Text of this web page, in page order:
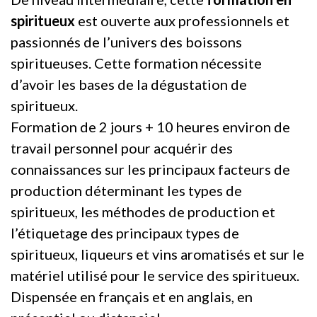
spiritueux est ouverte aux professionnels et
passionnés de l’univers des boissons
spiritueuses. Cette formation nécessite
d’avoir les bases de la dégustation de
spiritueux.
Formation de 2 jours + 10 heures environ de
travail personnel pour acquérir des
connaissances sur les principaux facteurs de
production déterminant les types de
spiritueux, les méthodes de production et
l’étiquetage des principaux types de
spiritueux, liqueurs et vins aromatisés et sur le
matériel utilisé pour le service des spiritueux.
Dispensée en français et en anglais, en